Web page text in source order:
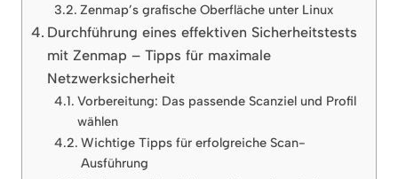
Zenmap’s grafische Oberfläche unter Linux
Durchführung eines effektiven Sicherheitstests
mit Zenmap – Tipps für maximale
Netzwerksicherheit
Vorbereitung: Das passende Scanziel und Profil
wählen
Wichtige Tipps für erfolgreiche Scan-
Ausführung